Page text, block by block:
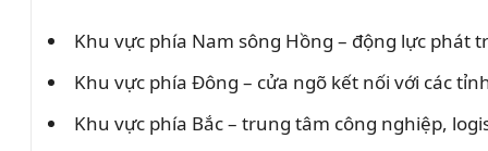
Khu vực phía Nam sông Hồng – động lực phát
Khu vực phía Đông – cửa ngõ kết nối với các
Khu vực phía Bắc – trung tâm công nghiệp,